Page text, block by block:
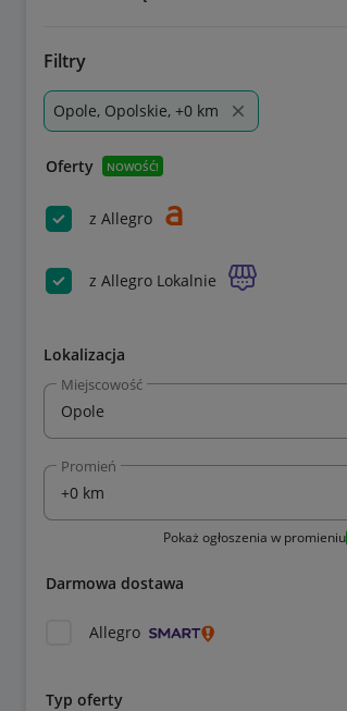
Filtry
Opole, Opolskie, +0 km
Oferty NOWOŚĆ!
z Allegro
z Allegro Lokalnie
Lokalizacja
Miejscowość
Promień
Pokaż ogłoszenia w promieniu
Darmowa dostawa
Allegro
Typ oferty